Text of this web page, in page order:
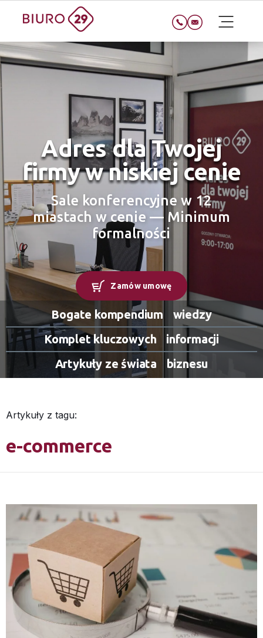
Adres dla Twojej
firmy w niskiej cenie
Sale konferencyjne w 12
miastach w cenie — Minimum
formalności
Bogate kompendium wiedzy
Komplet kluczowych informacji
Artykuły ze świata biznesu
Zamów umowę
Artykuły z tagu:
e-commerce